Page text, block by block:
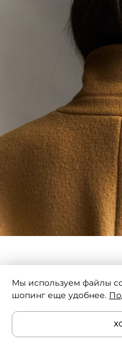
— А как ты
— Я считаю, что такие
полезными, если они
Мы используем файлы
шопинг еще удобнее.